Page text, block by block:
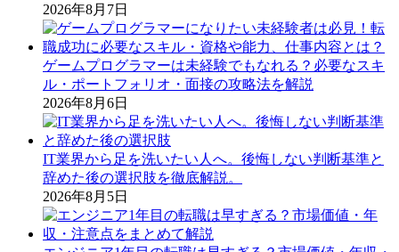
2026年8月7日
ゲームプログラマーは未経験でもなれる？必要なスキ
ル・ポートフォリオ・面接の攻略法を解説
2026年8月6日
IT業界から足を洗いたい人へ。後悔しない判断基準と
辞めた後の選択肢を徹底解説。
2026年8月5日